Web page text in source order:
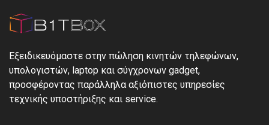
Εξειδικευόμαστε στην πώληση κινητών τηλεφώνων,
υπολογιστών, laptop και σύγχρονων gadget,
προσφέροντας παράλληλα αξιόπιστες υπηρεσίες
τεχνικής υποστήριξης και service.